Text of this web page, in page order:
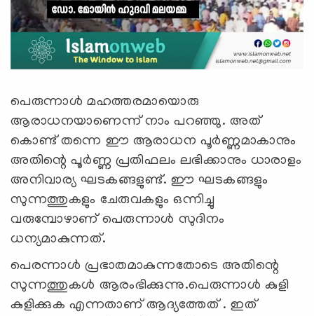
പെരുന്നാള്‍ മഹത്തരമായൊരു
ആരാധനയാണെന്ന് നാം പറഞ്ഞു. അത്
കൊണ്ട് തന്നെ ഈ ആരാധന പൂര്‍ണ്ണമാകാനും
അതിന്റെ പൂര്‍ണ്ണ പ്രതിഫലം ലഭിക്കാനും ധാരാളം
അനിവാര്യ ഘടകങ്ങളുണ്ട്. ഈ ഘടകങ്ങളും
സുന്നത്തുകളും ചേരുവകളും ഒന്നിച്ചു
വരുമ്പോഴാണ് പെരുന്നാള്‍ സുദിനം
ധന്യമാകുന്നത്.
പെരന്നാള്‍ പ്രഭാതമാകുന്നതോടെ അതിന്റെ
സുന്നത്തുകള്‍ ആരംഭിക്കുന്നു.പെരുന്നാള്‍ കുളി
കുളിക്കുക എന്നതാണ് ആദ്യത്തേത് . ഇത്